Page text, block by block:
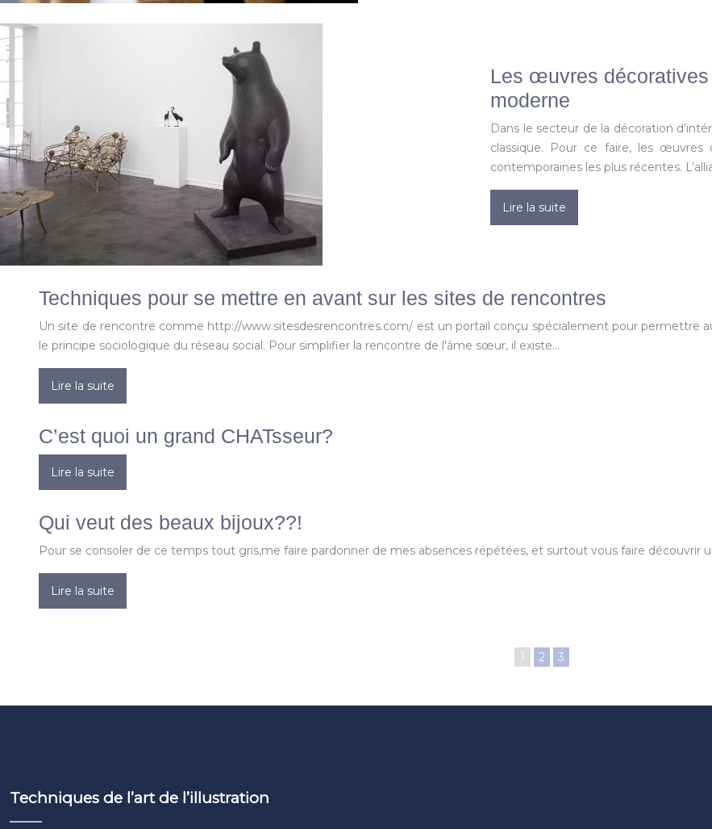
Les œuvres décoratives
moderne
Dans le secteur de la décoration
classique. Pour ce faire, les œuvres
contemporaines les plus récentes.
Lire la suite
Techniques pour se mettre en avant sur les sites de rencontres
Un site de rencontre comme http://www.sitesdesrencontres.com/ est un portail conçu spécialement pour permettre
le principe sociologique du réseau social. Pour simplifier la rencontre de l’âme sœur, il existe…
Lire la suite
C’est quoi un grand CHATsseur?
Lire la suite
Qui veut des beaux bijoux??!
Pour se consoler de ce temps tout gris,me faire pardonner de mes absences répétées, et surtout vous faire découvrir
Lire la suite
1 2 3
Techniques de l’art de l’illustration